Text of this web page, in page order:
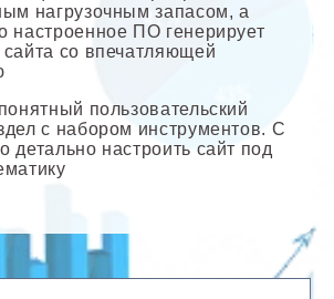
нагрузочным запасом, а
настроенное ПО генерирует
со впечатляющей
пользовательский
с набором инструментов. С
детально настроить сайт под